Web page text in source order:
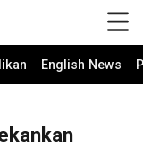
English News